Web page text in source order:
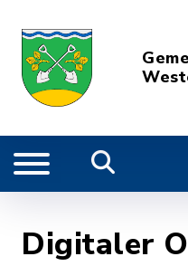
Digitaler